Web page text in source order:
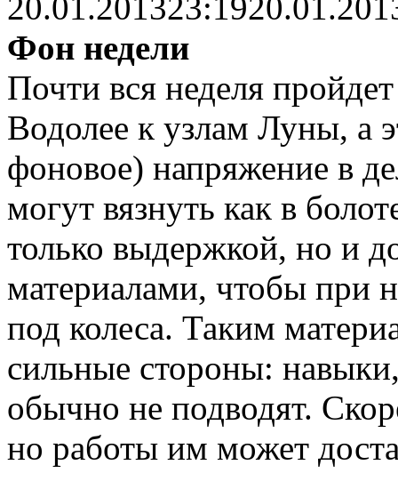
20.01.201323:19
Фон недели
Почти вся неделя
Водолее к узлам Луны, а
фоновое) напряжение в
могут вязнуть как в
только выдержкой, но и
материалами, чтобы при
под колеса. Таким
сильные стороны:
обычно не подводят.
но работы им может